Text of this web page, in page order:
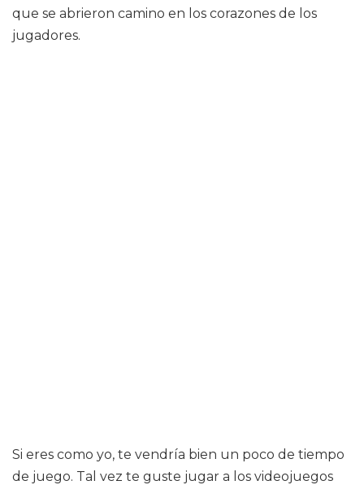
que se abrieron camino en los corazones de los
jugadores.
Si eres como yo, te vendría bien un poco de tiempo
de juego. Tal vez te guste jugar a los videojuegos